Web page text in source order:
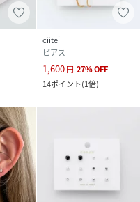
ciite'
ピアス
1,600円 27%OFF
14ポイント(1倍)